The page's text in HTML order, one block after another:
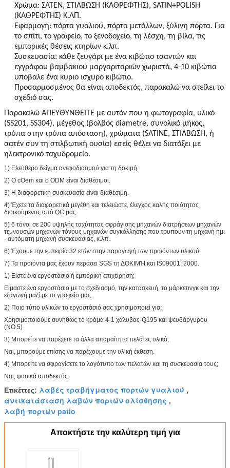
Χρώμα: ΣΑΤΕΝ, ΣΤΙΛΒΩΣΗ (ΚΑΘΡΕΦΤΗΣ), SATIN+POLISH
(ΚΑΘΡΈΦΤΗΣ) Κ.ΛΠ.
Εφαρμογή: πόρτα γυαλιού, πόρτα μετάλλων, ξύλινη πόρτα. Για
το σπίτι, το γραφείο, το ξενοδοχείο, τη λέσχη, τη βίλα, τις
εμπορικές θέσεις κτηρίων κ.λπ.
Συσκευασία: κάθε ζευγάρι με ένα κιβώτιο τσαντών και
εγγράφου βαμβακιού μαργαριταριών χωριστά, 4-10 κιβώτια
υπόβαλε ένα κύριο ισχυρό κιβώτιο.
Προσαρμοσμένος θα είναι αποδεκτός, παρακαλώ να στείλει το
σχέδιό σας.
Παρακαλώ ΑΠΕΥΘΥΝΘΕΙΤΕ με αυτόν που η φωτογραφία, υλικό
(SS201, SS304), μέγεθος (βολβός diametre, συνολικό μήκος,
τρύπα στην τρύπα απόσταση), χρώματα (SATINE, ΣΤΊΛΒΩΣΗ, ή
σατέν συν τη στιλβωτική ουσία) εσείς θέλει να διατάξει με
ηλεκτρονικό ταχυδρομείο.
1) Ελεύθερο δείγμα ανεφοδιασμού για τη δοκιμή.
2) Ο cOem και ο ODM είναι διαθέσιμοι.
3) Η διαφορετική συσκευασία είναι διαθέσιμη.
4) Έχετε τα διαφορετικά μεγέθη και τελειώστε, έλεγχος καλής ποιότητας
διοικούμενος από QC μας.
5) 6 τόνοι σε 200 υψηλής ταχύτητας σφράγισης μηχανών διατρήσεων μηχανών
τεμνουσών μηχανών τόνους μηχανών συγκόλλησης που τρυπούν τη μηχανή ημι
- αυτόματη μηχανή συσκευασίας, κ.λπ.
6) Έχουμε την εμπειρία 32 ετών στην παραγωγή των προϊόντων υλικού.
7) Τα προϊόντα μας έχουν περάσει SGS τη ΔΟΚΙΜΉ και IS09001: 2000.
1) Είστε ένα εργοστάσιο ή εμπορική επιχείρηση;
Είμαστε ένα εργοστάσιο με το σχεδιασμό, την κατασκευή, το μάρκετινγκ και την
εξαγωγή μαζί με το γραφείο μας.
2) Ποιο τύπο υλικών το εργοστάσιό σας χρησιμοποιεί για;
Χρησιμοποιούμε συνήθως το κράμα 4-1 χάλυβας-Q195 και ψευδάργυρου
(NO.5)
3) Μπορείτε να παρέχετε τα άλλα απαραίτητα πελάτες υλικά;
Ναι, μπορούμε επίσης να παρέχουμε την υλική έκθεση.
4) Μπορείτε να σφραγίσετε το λογότυπο των πελατών και τη συσκευασία τους;
Ναι, φυσικά αποδεκτός.
Ετικέττες: λαβές τραβήγματος πορτών γυαλιού ,
αντικατάσταση λαβών πορτών ολίσθησης ,
λαβή πορτών patio
Αποκτήστε την καλύτερη τιμή για